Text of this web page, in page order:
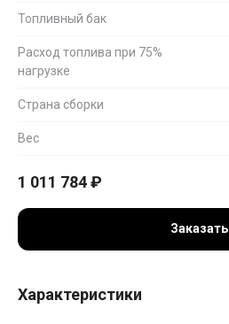
Топливный бак
Расход топлива при 75%
нагрузке
Страна сборки
Вес
1 011 784₽
Заказать
Характеристики